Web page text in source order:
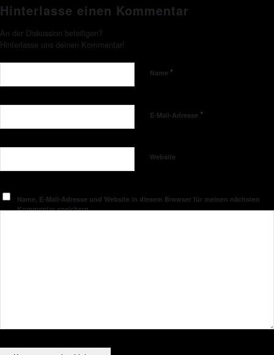
Hinterlasse einen Kommentar
An der Diskussion beteiligen?
Hinterlasse uns deinen Kommentar!
Name *
E-Mail-Adresse *
Website
Name, E-Mail-Adresse und Website in diesem Browser für meinen nächsten
Kommentar speichern.